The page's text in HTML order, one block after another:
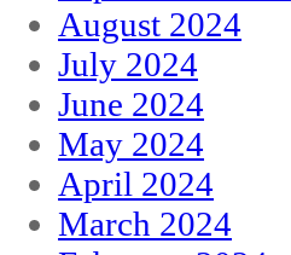
August 2024
July 2024
June 2024
May 2024
April 2024
March 2024